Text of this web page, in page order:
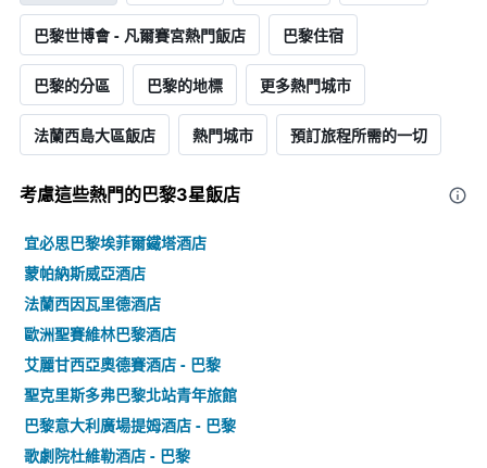
巴黎世博會 - 凡爾賽宮熱門飯店 巴黎住宿
巴黎的分區 巴黎的地標 更多熱門城市
法蘭西島大區飯店 熱門城市 預訂旅程所需的一切
考慮這些熱門的巴黎3星​飯店
宜必思巴黎埃菲爾鐵塔酒店
蒙帕納斯威亞酒店
法蘭西因瓦里德酒店
歐洲聖賽維林巴黎酒店
艾麗甘西亞奧德賽酒店 - 巴黎
聖克里斯多弗巴黎北站青年旅館
巴黎意大利廣場提姆酒店 - 巴黎
歌劇院杜維勒酒店 - 巴黎